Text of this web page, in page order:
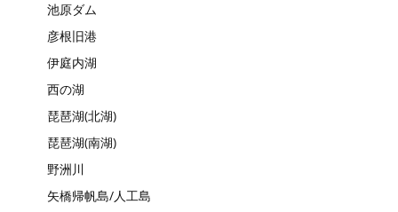
池原ダム
彦根旧港
伊庭内湖
西の湖
琵琶湖(北湖)
琵琶湖(南湖)
野洲川
矢橋帰帆島/人工島